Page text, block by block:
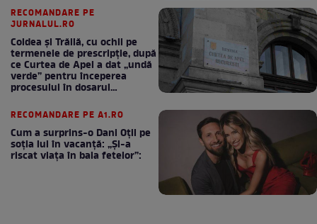
RECOMANDARE PE
JURNALUL.RO
Coldea și Trăilă, cu ochii pe
termenele de prescripție, după
ce Curtea de Apel a dat „undă
verde” pentru începerea
procesului în dosarul
RECOMANDARE PE A1.RO
Cum a surprins-o Dani Oțil pe
soția lui în vacanță: „Și-a
riscat viața în baia fetelor”: